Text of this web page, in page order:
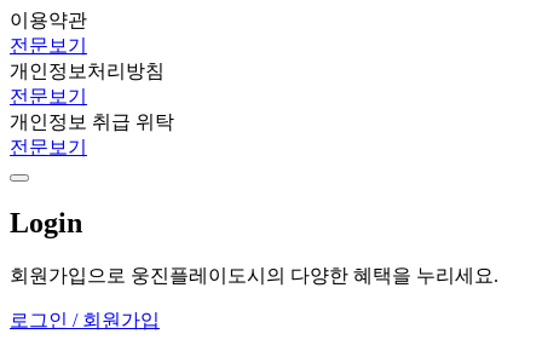
이용약관
전문보기
개인정보처리방침
전문보기
개인정보 취급 위탁
전문보기
Login
회원가입으로 웅진플레이도시의 다양한 혜택을 누리세요.
로그인 / 회원가입